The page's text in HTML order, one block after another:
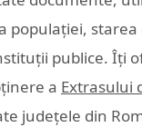
populației, starea
publice. Îți
a Extrasului
județele din